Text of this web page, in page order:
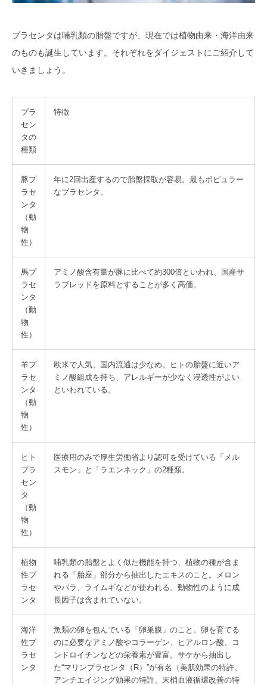
プラセンタは哺乳類の胎盤ですが、現在では植物由来・海洋由来
のものも誕生しています。それぞれをダイジェストにご紹介して
いきましょう。
プラ
セン
タの
種類
特徴
豚プ
ラセ
ンタ
（動
物
性）
年に2回出産するので胎盤採取が容易。最もポピュラー
なプラセンタ。
馬プ
ラセ
ンタ
（動
物
性）
アミノ酸含有量が豚に比べて約300倍といわれ、国産サ
ラブレッドを原料とすることが多く高価。
羊プ
ラセ
ンタ
（動
物
性）
欧米で人気、国内流通は少なめ。ヒトの胎盤に近いア
ミノ酸組成を持ち、アレルギーが少なく浸透性がよい
といわれている。
ヒト
プラ
セン
タ
（動
物
性）
医療用のみで厚生労働省より認可を受けている「メル
スモン」と「ラエンネック」の2種類。
植物
性プ
ラセ
ンタ
哺乳類の胎盤とよく似た機能を持つ、植物の種が含ま
れる「胎座」部分から抽出したエキスのこと。メロン
やバラ、ライムギなどが使われる。動物性のように成
長因子は含まれていない。
海洋
性プ
ラセ
ンタ
魚類の卵を包んでいる「卵巣膜」のこと。卵を育てる
のに必要なアミノ酸やコラーゲン、ヒアルロン酸、コ
ンドロイチンなどの栄養素が豊富。サケから抽出し
た“マリンプラセンタ（R）”が有名（美肌効果の特許、
アンチエイジング効果の特許、末梢血液循環改善の特